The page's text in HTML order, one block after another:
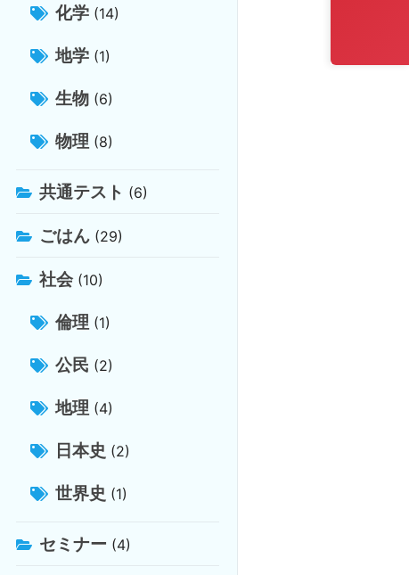
化学(14)
地学(1)
生物(6)
物理 (8)
共通テスト (6)
ごはん(29)
社会(10)
倫理 (1)
公民 (2)
地理 (4)
日本史 (2)
世界史 (1)
セミナー (4)